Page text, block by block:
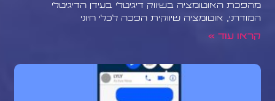
מהפכת האוטומציה בשיווק דיגיטלי בעידן הדיגיטלי
המודרני, אוטומציה שיווקית הפכה לכלי חיוני
קראו עוד »